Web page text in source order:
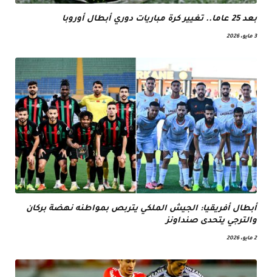
بعد 25 عاما.. تغيير كرة مباريات دوري أبطال أوروبا
3 مايو، 2026
أبطال أفريقيا: الجيش الملكي يتربص بمواطنه نهضة بركان
والترجي يتحدى صنداونز
2 مايو، 2026